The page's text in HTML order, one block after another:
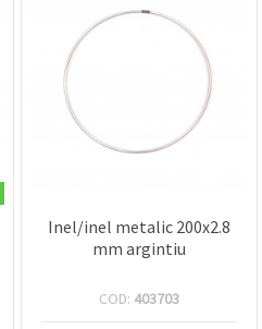
Inel/inel metalic 200x2.8
mm argintiu
COD: 403703